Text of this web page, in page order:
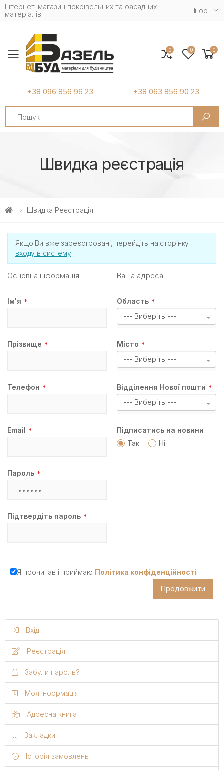
Інтернет-магазин покрівельних та фасадних
матеріалів
Iнфо
Toggle mobile menu
+38 096 856 96 23 +38 063 856 90 23
Search
0 0 0
Швидка реєстрація
Швидка Реєстрація
Якщо Ви вже зареєстровані, перейдіть на сторінку
входу в систему.
Основна інформація
Iм'я
Прізвище
Телефон
Email
Пароль
Підтвердіть пароль
Ваша адреса
Область
--- Виберіть ---
Місто
--- Виберіть ---
Відділення Нової пошти
--- Виберіть ---
Підписатись на новини
Так
Ні
Я прочитав і приймаю Політика конфіденційності
Продовжити
Вхід
Реєстрація
Забули пароль?
Моя інформація
Адресна книга
Закладки
Історія замовлень